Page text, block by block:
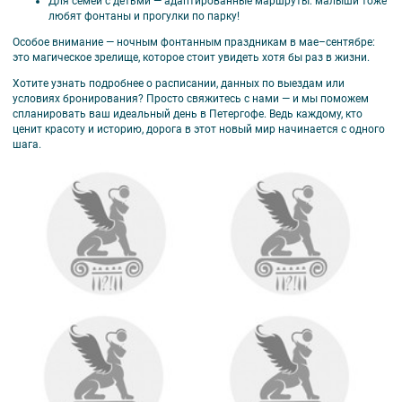
любят фонтаны и прогулки по парку!
Особое внимание — ночным фонтанным праздникам в мае–сентябре:
это магическое зрелище, которое стоит увидеть хотя бы раз в жизни.
Хотите узнать подробнее о расписании, данных по выездам или
условиях бронирования? Просто свяжитесь с нами — и мы поможем
спланировать ваш идеальный день в Петергофе. Ведь каждому, кто
ценит красоту и историю, дорога в этот новый мир начинается с одного
шага.